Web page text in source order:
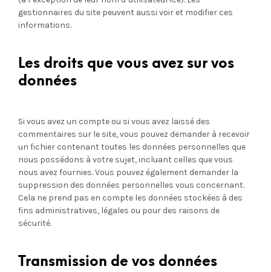
gestionnaires du site peuvent aussi voir et modifier ces
informations.
Les droits que vous avez sur vos
données
Si vous avez un compte ou si vous avez laissé des
commentaires sur le site, vous pouvez demander à recevoir
un fichier contenant toutes les données personnelles que
nous possédons à votre sujet, incluant celles que vous
nous avez fournies. Vous pouvez également demander la
suppression des données personnelles vous concernant.
Cela ne prend pas en compte les données stockées à des
fins administratives, légales ou pour des raisons de
sécurité.
Transmission de vos données